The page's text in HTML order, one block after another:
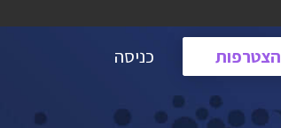
הצטרפות כניסה